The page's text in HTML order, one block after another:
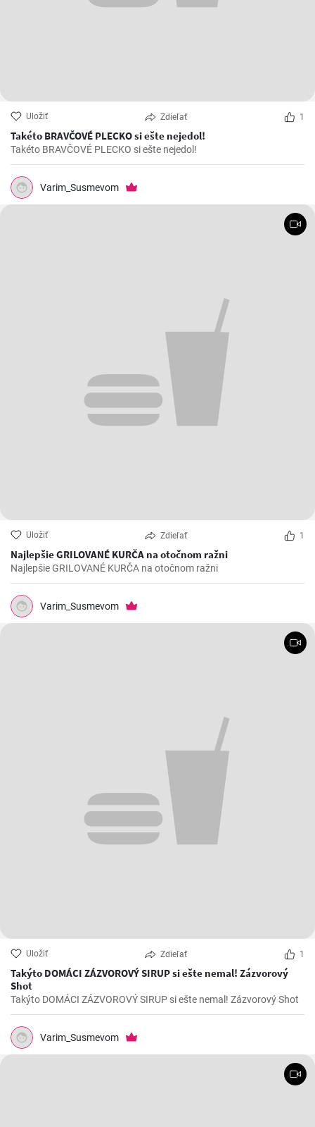
Uložiť Zdieľať 1
Takéto BRAVČOVÉ PLECKO si ešte nejedol!
Takéto BRAVČOVÉ PLECKO si ešte nejedol!
Varim_Susmevom
Uložiť Zdieľať 1
Najlepšie GRILOVANÉ KURČA na otočnom ražni
Najlepšie GRILOVANÉ KURČA na otočnom ražni
Varim_Susmevom
Uložiť Zdieľať 1
Takýto DOMÁCI ZÁZVOROVÝ SIRUP si ešte nemal! Zázvorový
Shot
Takýto DOMÁCI ZÁZVOROVÝ SIRUP si ešte nemal! Zázvorový Shot
Varim_Susmevom